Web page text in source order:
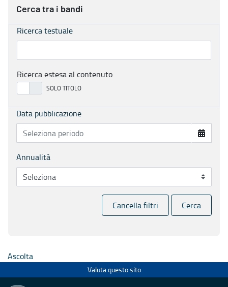
Cerca tra i bandi
Ricerca testuale
Ricerca estesa al contenuto
Data pubblicazione
Annualità
Cancella filtri Cerca
Ascolta
Valuta questo sito